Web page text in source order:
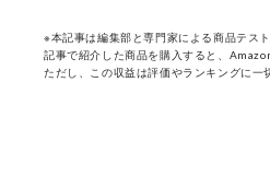
※本記事は編集部と専門家による商品テス
記事で紹介した商品を購入すると、
ただし、この収益は評価やランキングに一